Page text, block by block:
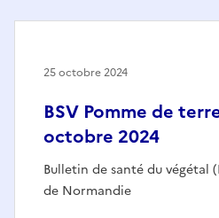
BSV Pomme de
octobre 2024
Bulletin de santé du végétal
de Normandie
25 octobre 2024